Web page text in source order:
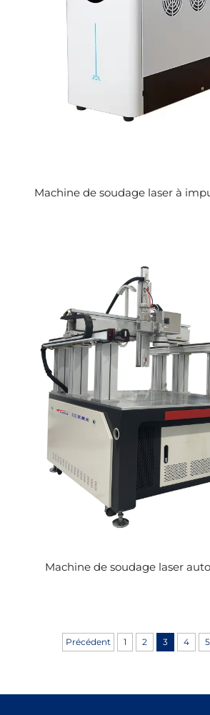
Machine de soudage laser à
Machine de soudage laser
Précédent 1 2 3 4 5